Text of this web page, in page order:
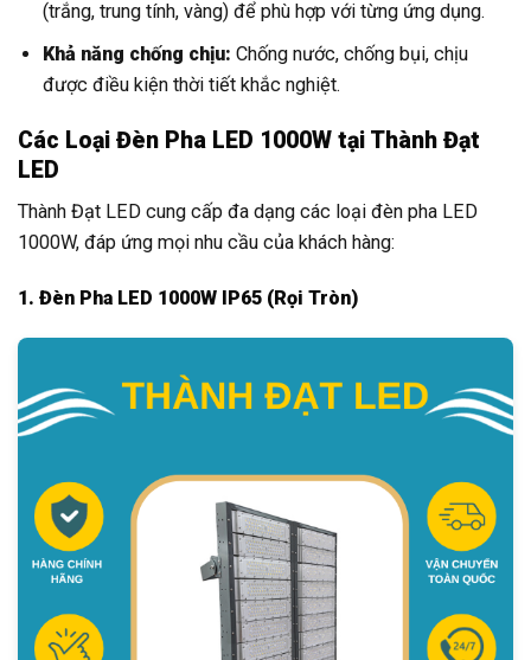
(trắng, trung tính, vàng) để phù hợp với từng ứng dụng.
Khả năng chống chịu: Chống nước, chống bụi, chịu
được điều kiện thời tiết khắc nghiệt.
Các Loại Đèn Pha LED 1000W tại Thành Đạt
LED
Thành Đạt LED cung cấp đa dạng các loại đèn pha LED
1000W, đáp ứng mọi nhu cầu của khách hàng:
1. Đèn Pha LED 1000W IP65 (Rọi Tròn)